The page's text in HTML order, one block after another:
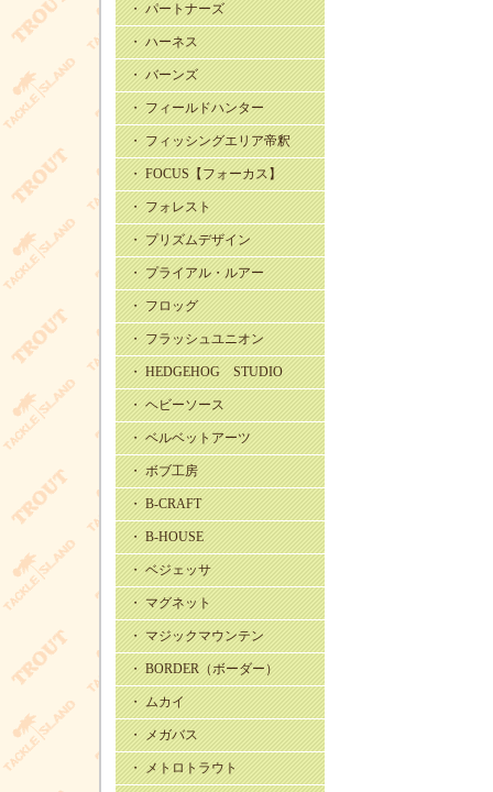
・ パートナーズ
・ ハーネス
・ バーンズ
・ フィールドハンター
・ フィッシングエリア帝釈
・ FOCUS【フォーカス】
・ フォレスト
・ プリズムデザイン
・ プライアル・ルアー
・ フロッグ
・ フラッシュユニオン
・ HEDGEHOG STUDIO
・ ヘビーソース
・ ベルベットアーツ
・ ボブ工房
・ B-CRAFT
・ B-HOUSE
・ ベジェッサ
・ マグネット
・ マジックマウンテン
・ BORDER（ボーダー）
・ ムカイ
・ メガバス
・ メトロトラウト